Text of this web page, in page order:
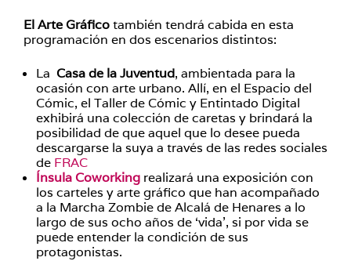
El Arte Gráficotambién tendrá cabida en esta
programación en dos escenarios distintos:
La Casa de la Juventud, ambientada para la
ocasión con arte urbano. Allí, en el Espacio del
Cómic, el Taller de Cómic y Entintado Digital
exhibirá una colección de caretas y brindará la
posibilidad de que aquel que lo desee pueda
descargarse la suya a través de las redes sociales
de FRAC
Ínsula Coworking realizará una exposición con
los carteles y arte gráfico que han acompañado
a la Marcha Zombie de Alcalá de Henares a lo
largo de sus ocho años de ‘vida’, si por vida se
puede entender la condición de sus
protagonistas.